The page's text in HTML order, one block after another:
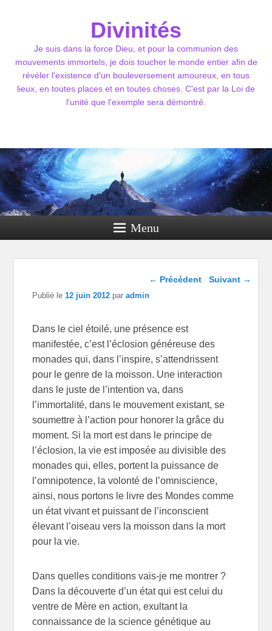
Divinités
Je suis dans la force Dieu, et pour la communion des
mouvements immortels, je dois toucher le monde entier afin de
révéler l'existence d'un bouleversement amoureux, en tous
lieux, en toutes places et en toutes choses. C'est par la Loi de
l'unité que l'exemple sera démontré.
Menu
Navigation dans les
← Précédent Suivant →
Publié le12 juin 2012 paradmin
Dans le ciel étoilé, une présence est
manifestée, c’est l’éclosion généreuse des
monades qui, dans l’inspire, s’attendrissent
pour le genre de la moisson. Une interaction
dans le juste de l’intention va, dans
l’immortalité, dans le mouvement existant, se
soumettre à l’action pour honorer la grâce du
moment. Si la mort est dans le principe de
l’éclosion, la vie est imposée au divisible des
monades qui, elles, portent la puissance de
l’omnipotence, la volonté de l’omniscience,
ainsi, nous portons le livre des Mondes comme
un état vivant et puissant de l’inconscient
élevant l’oiseau vers la moisson dans la mort
pour la vie.
Dans quelles conditions vais-je me montrer ?
Dans la découverte d’un état qui est celui du
ventre de Mère en action, exultant la
connaissance de la science génétique au